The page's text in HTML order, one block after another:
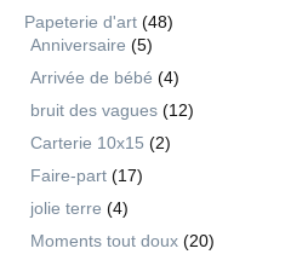
Papeterie d'art (48)
Anniversaire (5)
Arrivée de bébé (4)
bruit des vagues (12)
Carterie 10x15 (2)
Faire-part (17)
jolie terre (4)
Moments tout doux (20)